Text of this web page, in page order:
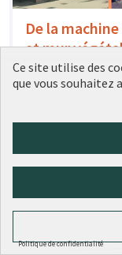
De la
et mur
Conseil de
Ce site utilise des
que vous souhaitez
Politique de confidentialité